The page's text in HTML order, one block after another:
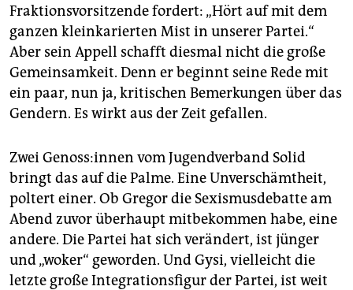
Fraktionsvorsitzende fordert: „Hört auf mit dem
ganzen kleinkarierten Mist in unserer Partei.“
Aber sein Appell schafft diesmal nicht die große
Gemeinsamkeit. Denn er beginnt seine Rede mit
ein paar, nun ja, kritischen Bemerkungen über das
Gendern. Es wirkt aus der Zeit gefallen.
Zwei Ge­nos­s:in­nen vom Jugendverband Solid
bringt das auf die Palme. Eine Unverschämtheit,
poltert einer. Ob Gregor die Sexismusdebatte am
Abend zuvor überhaupt mitbekommen habe, eine
andere. Die Partei hat sich verändert, ist jünger
und „woker“ geworden. Und Gysi, vielleicht die
letzte große Integrationsfigur der Partei, ist weit